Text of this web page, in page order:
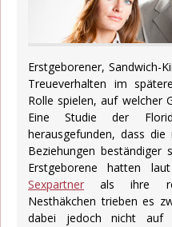
Erstgeborener, Sandwich-
Treueverhalten im
Rolle spielen, auf welcher
Eine Studie der
herausgefunden, dass
Beziehungen beständiger
Erstgeborene hatten
Sexpartner als ihre
Nesthäkchen trieben es
dabei jedoch nicht auf